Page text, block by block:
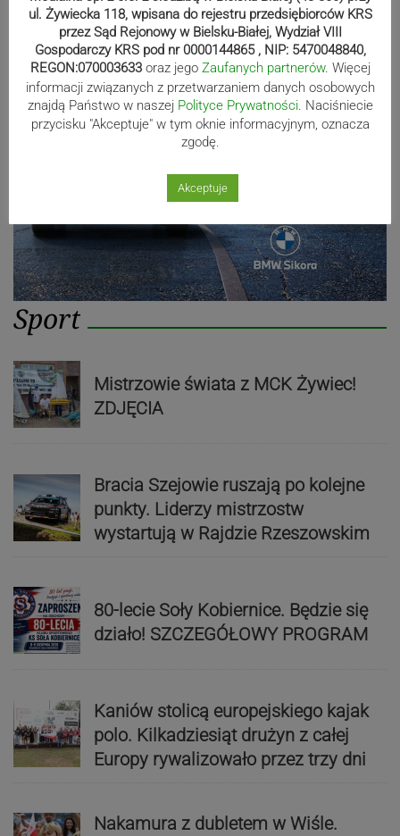
Reklama
Sport
Mistrzowie świata z MCK Żywiec!
ZDJĘCIA
Bracia Szejowie ruszają po kolejne
punkty. Liderzy mistrzostw
wystartują w Rajdzie Rzeszowskim
80-lecie Soły Kobiernice. Będzie się
działo! SZCZEGÓŁOWY PROGRAM
Kaniów stolicą europejskiego kajak
polo. Kilkadziesiąt drużyn z całej
Europy rywalizowało przez trzy dni
Nakamura z dubletem w Wiśle.
ul. Żywiecka 118, wpisana do rejestru przedsiębiorców KRS
przez Sąd Rejonowy w Bielsku-Białej, Wydział VIII
Gospodarczy KRS pod nr 0000144865 , NIP: 5470048840,
REGON:070003633 oraz jego Zaufanych partnerów. Więcej
informacji związanych z przetwarzaniem danych osobowych
znajdą Państwo w naszej Polityce Prywatności. Naciśniecie
przycisku "Akceptuje" w tym oknie informacyjnym, oznacza
zgodę.
Akceptuje